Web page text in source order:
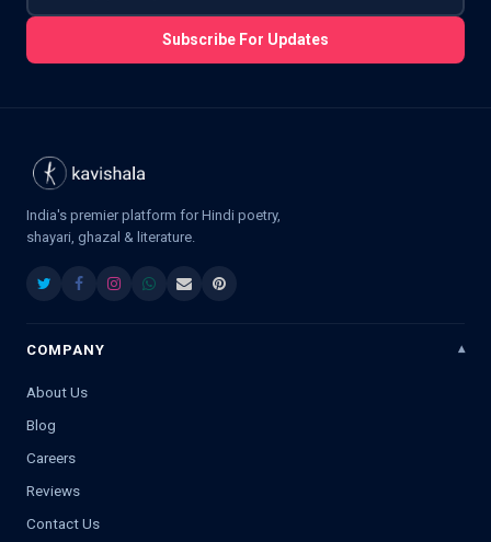
Subscribe For Updates
India's premier platform for Hindi poetry,
shayari, ghazal & literature.
COMPANY
About Us
Blog
Careers
Reviews
Contact Us